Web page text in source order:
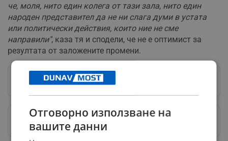
че, моля, нито един колега от тази зала, нито един
народен представител да не ни слага думи в устата
или политически действия, които ние не сме
направили", каза тя и сподели, че не е оптимист за
резултата от заложените промени.
Следвай ни в Google News
Предпочитани източници
Отговорно използване на
вашите данни